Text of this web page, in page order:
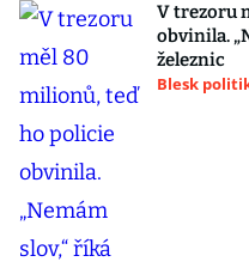
V trezoru
obvinila.
železnic
Blesk